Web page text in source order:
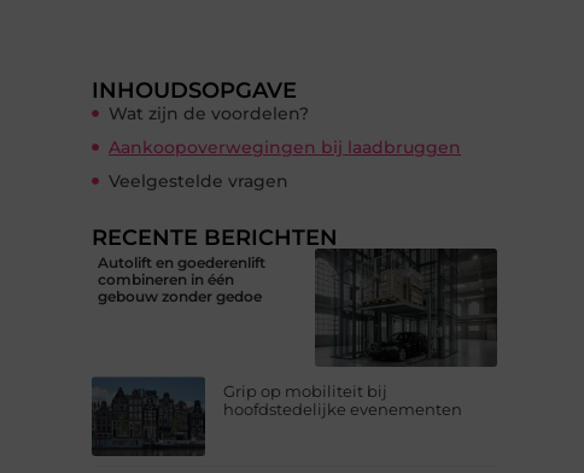
INHOUDSOPGAVE
Wat zijn de voordelen?
Aankoopoverwegingen bij laadbruggen
Veelgestelde vragen
RECENTE BERICHTEN
Autolift en goederenlift
combineren in één
gebouw zonder gedoe
Grip op mobiliteit bij
hoofdstedelijke evenementen